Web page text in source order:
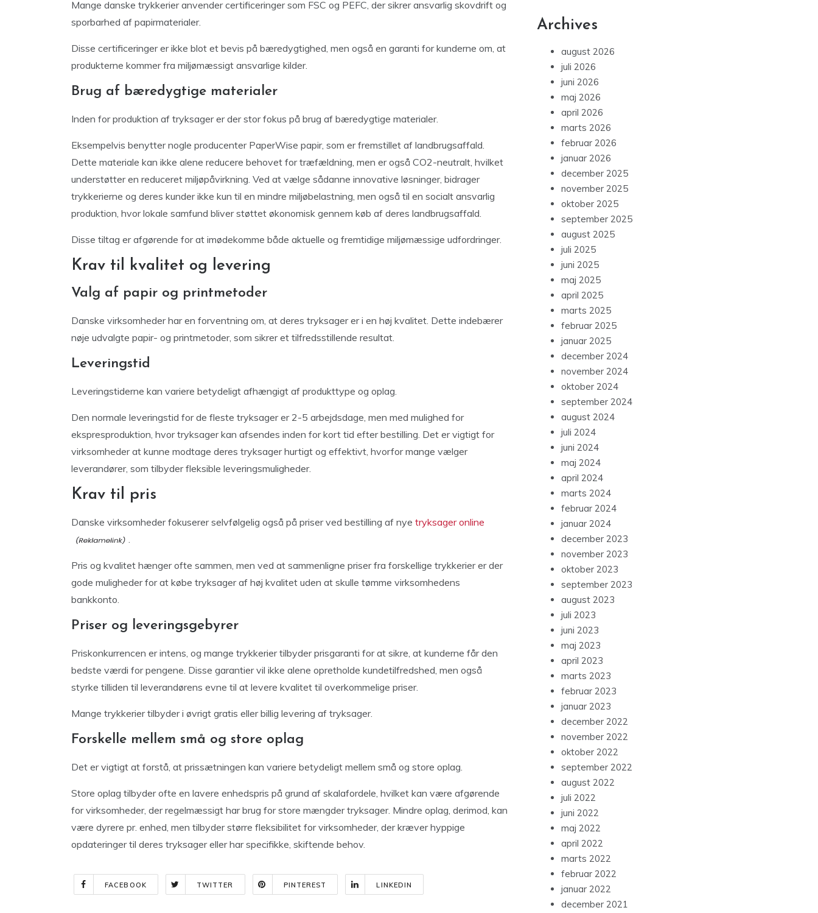
Mange danske trykkerier anvender certificeringer som FSC og PEFC, der sikrer ansvarlig skovdrift og
sporbarhed af papirmaterialer.
Disse certificeringer er ikke blot et bevis på bæredygtighed, men også en garanti for kunderne om, at
produkterne kommer fra miljømæssigt ansvarlige kilder.
Brug af bæredygtige materialer
Inden for produktion af tryksager er der stor fokus på brug af bæredygtige materialer.
Eksempelvis benytter nogle producenter PaperWise papir, som er fremstillet af landbrugsaffald.
Dette materiale kan ikke alene reducere behovet for træfældning, men er også CO2-neutralt, hvilket
understøtter en reduceret miljøpåvirkning. Ved at vælge sådanne innovative løsninger, bidrager
trykkerierne og deres kunder ikke kun til en mindre miljøbelastning, men også til en socialt ansvarlig
produktion, hvor lokale samfund bliver støttet økonomisk gennem køb af deres landbrugsaffald.
Disse tiltag er afgørende for at imødekomme både aktuelle og fremtidige miljømæssige udfordringer.
Krav til kvalitet og levering
Valg af papir og printmetoder
Danske virksomheder har en forventning om, at deres tryksager er i en høj kvalitet. Dette indebærer
nøje udvalgte papir- og printmetoder, som sikrer et tilfredsstillende resultat.
Leveringstid
Leveringstiderne kan variere betydeligt afhængigt af produkttype og oplag.
Den normale leveringstid for de fleste tryksager er 2-5 arbejdsdage, men med mulighed for
ekspresproduktion, hvor tryksager kan afsendes inden for kort tid efter bestilling. Det er vigtigt for
virksomheder at kunne modtage deres tryksager hurtigt og effektivt, hvorfor mange vælger
leverandører, som tilbyder fleksible leveringsmuligheder.
Krav til pris
Danske virksomheder fokuserer selvfølgelig også på priser ved bestilling af nye tryksager online
.
Pris og kvalitet hænger ofte sammen, men ved at sammenligne priser fra forskellige trykkerier er der
gode muligheder for at købe tryksager af høj kvalitet uden at skulle tømme virksomhedens
bankkonto.
Priser og leveringsgebyrer
Priskonkurrencen er intens, og mange trykkerier tilbyder prisgaranti for at sikre, at kunderne får den
bedste værdi for pengene. Disse garantier vil ikke alene opretholde kundetilfredshed, men også
styrke tilliden til leverandørens evne til at levere kvalitet til overkommelige priser.
Mange trykkerier tilbyder i øvrigt gratis eller billig levering af tryksager.
Forskelle mellem små og store oplag
Det er vigtigt at forstå, at prissætningen kan variere betydeligt mellem små og store oplag.
Store oplag tilbyder ofte en lavere enhedspris på grund af skalafordele, hvilket kan være afgørende
for virksomheder, der regelmæssigt har brug for store mængder tryksager. Mindre oplag, derimod, kan
være dyrere pr. enhed, men tilbyder større fleksibilitet for virksomheder, der kræver hyppige
opdateringer til deres tryksager eller har specifikke, skiftende behov.
FACEBOOK TWITTER PINTEREST LINKEDIN
Archives
august 2026
juli 2026
juni 2026
maj 2026
april 2026
marts 2026
februar 2026
januar 2026
december 2025
november 2025
oktober 2025
september 2025
august 2025
juli 2025
juni 2025
maj 2025
april 2025
marts 2025
februar 2025
januar 2025
december 2024
november 2024
oktober 2024
september 2024
august 2024
juli 2024
juni 2024
maj 2024
april 2024
marts 2024
februar 2024
januar 2024
december 2023
november 2023
oktober 2023
september 2023
august 2023
juli 2023
juni 2023
maj 2023
april 2023
marts 2023
februar 2023
januar 2023
december 2022
november 2022
oktober 2022
september 2022
august 2022
juli 2022
juni 2022
maj 2022
april 2022
marts 2022
februar 2022
januar 2022
december 2021